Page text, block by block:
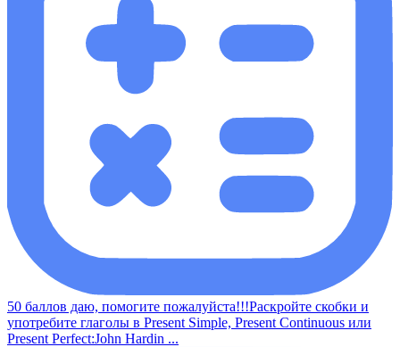
50 баллов даю, помогите пожалуйста!!!Раскройте скобки и
употребите глаголы в Present Simple, Present Continuous или
Present Perfect:John Hardin ...